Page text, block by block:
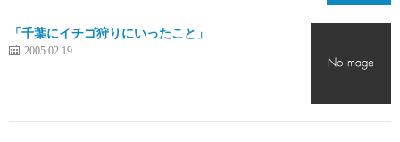
「千葉にイチゴ狩りにいったこと」
2005.02.19